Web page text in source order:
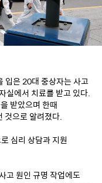
입은 20대 중상자는 사고
실에서 치료를 받고 있다.
받았으며 한때
것으로 알려졌다.
심리 상담과 지원
고 원인 규명 작업에도